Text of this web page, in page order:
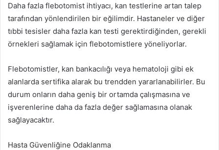
Daha fazla flebotomist ihtiyacı, kan testlerine artan talep
tarafından yönlendirilen bir eğilimdir. Hastaneler ve diğer
tıbbi tesisler daha fazla kan testi gerektirdiğinden, gerekli
örnekleri sağlamak için flebotomistlere yöneliyorlar.
Flebotomistler, kan bankacılığı veya hematoloji gibi ek
alanlarda sertifika alarak bu trendden yararlanabilirler. Bu
durum onların daha geniş bir ortamda çalışmasına ve
işverenlerine daha da fazla değer sağlamasına olanak
sağlayacaktır.
Hasta Güvenliğine Odaklanma